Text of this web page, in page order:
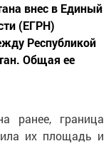
внес в Единый
(ЕГРН)
Республикой
Общая ее
ранее, граница
их площадь и